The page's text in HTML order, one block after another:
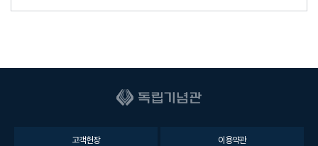
고객헌장 이용약관